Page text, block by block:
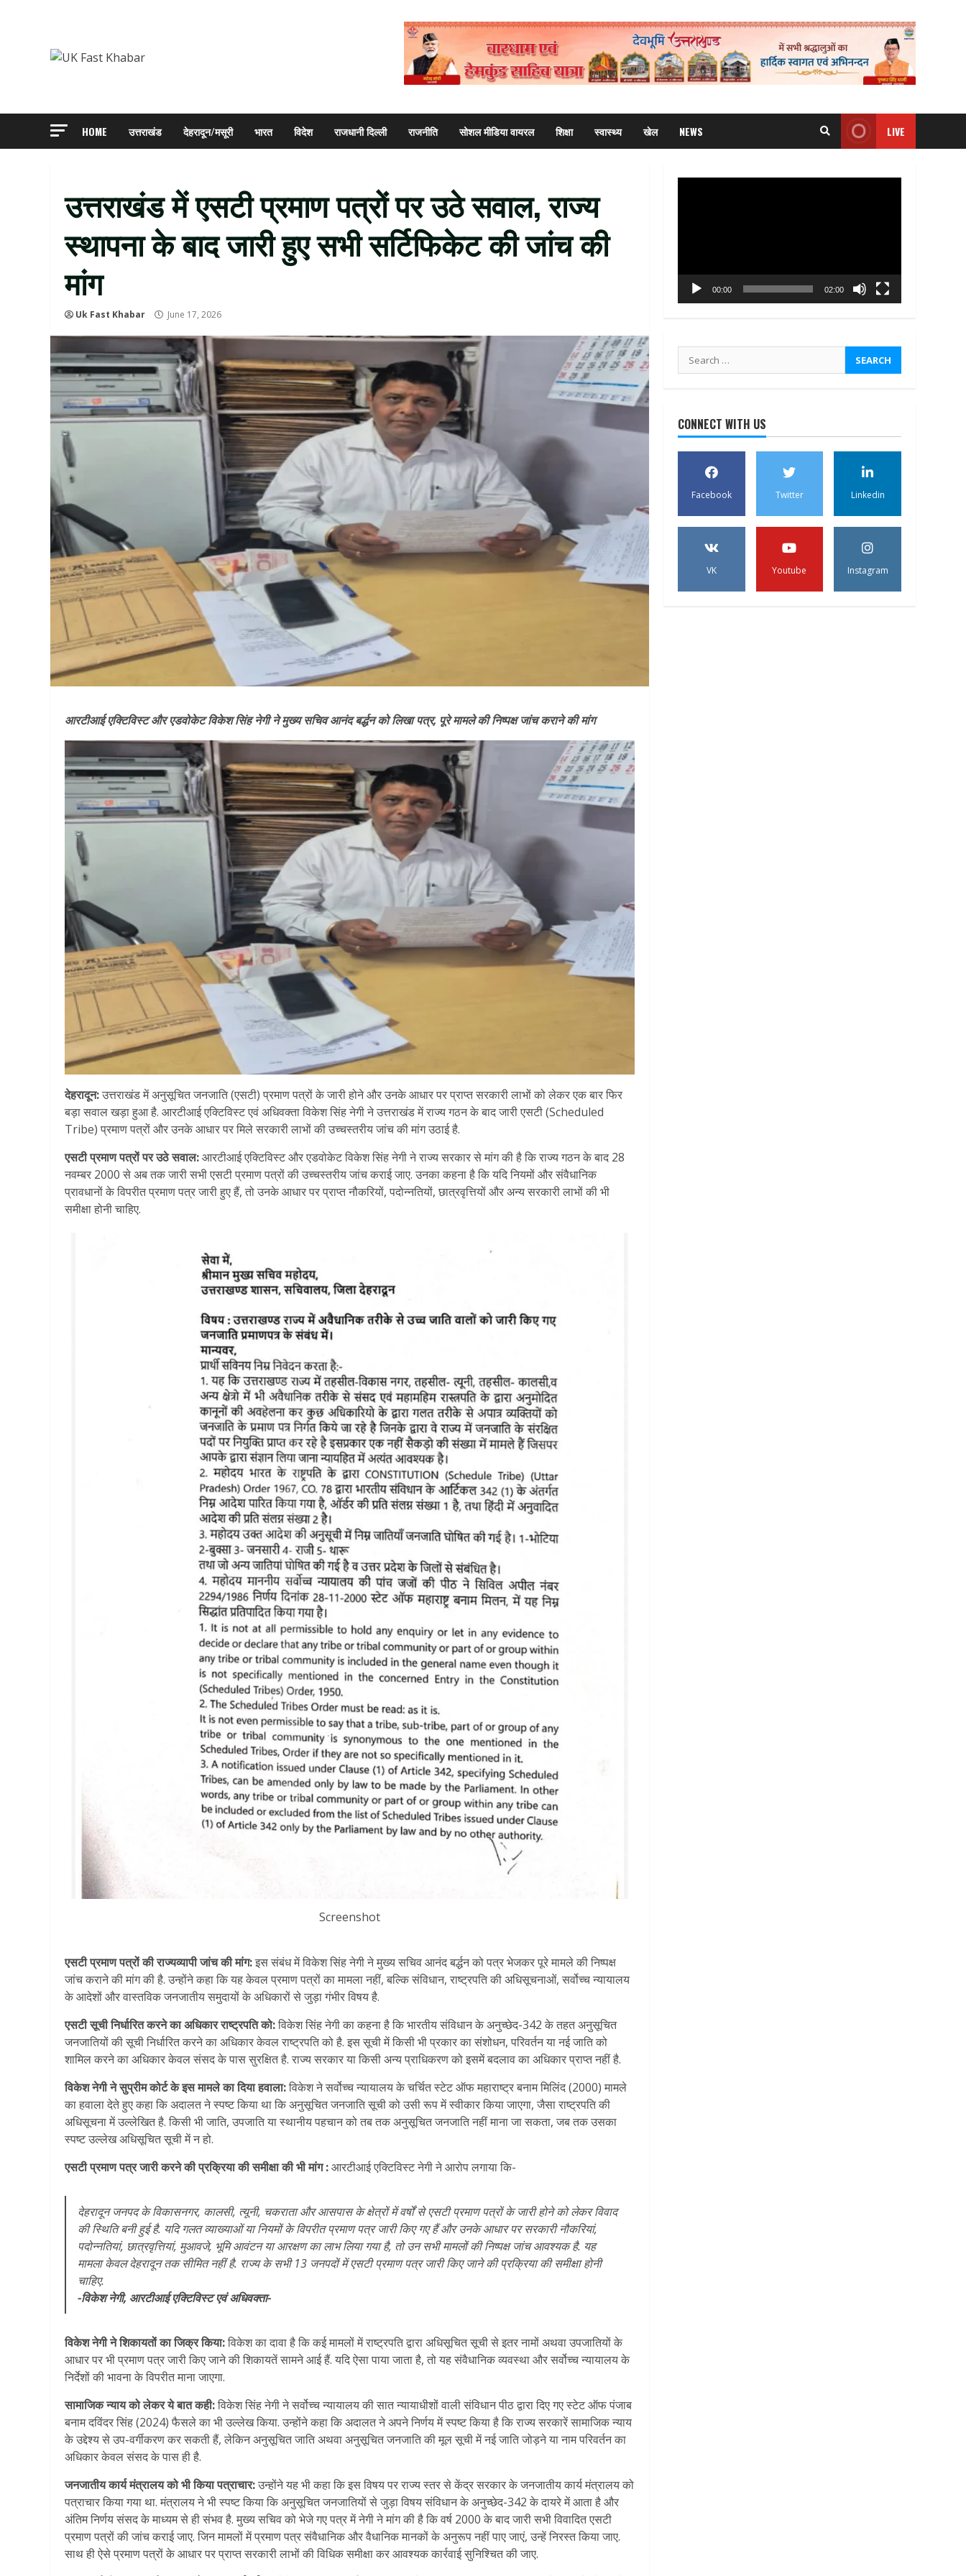
HOME उत्तराखंड देहरादून/मसूरी भारत विदेश राजधानी दिल्ली राजनीति सोशल मीडिया वायरल शिक्षा स्वास्थ्य खेल NEWS LIVE
उत्तराखंड में एसटी प्रमाण पत्रों पर उठे सवाल, राज्य
स्थापना के बाद जारी हुए सभी सर्टिफिकेट की जांच की
मांग
Uk Fast Khabar June 17, 2026
आरटीआई एक्टिविस्ट और एडवोकेट विकेश सिंह नेगी ने मुख्य सचिव आनंद बर्द्धन को लिखा पत्र, पूरे मामले की निष्पक्ष जांच कराने की मांग
देहरादून:उत्तराखंड में अनुसूचित जनजाति (एसटी) प्रमाण पत्रों के जारी होने और उनके आधार पर प्राप्त सरकारी लाभों को लेकर एक बार फिर
बड़ा सवाल खड़ा हुआ है. आरटीआई एक्टिविस्ट एवं अधिवक्ता विकेश सिंह नेगी ने उत्तराखंड में राज्य गठन के बाद जारी एसटी (Scheduled
Tribe) प्रमाण पत्रों और उनके आधार पर मिले सरकारी लाभों की उच्चस्तरीय जांच की मांग उठाई है.
एसटी प्रमाण पत्रों पर उठे सवाल:आरटीआई एक्टिविस्ट और एडवोकेट विकेश सिंह नेगी ने राज्य सरकार से मांग की है कि राज्य गठन के बाद 28
नवम्बर 2000 से अब तक जारी सभी एसटी प्रमाण पत्रों की उच्चस्तरीय जांच कराई जाए. उनका कहना है कि यदि नियमों और संवैधानिक
प्रावधानों के विपरीत प्रमाण पत्र जारी हुए हैं, तो उनके आधार पर प्राप्त नौकरियों, पदोन्नतियों, छात्रवृत्तियों और अन्य सरकारी लाभों की भी
समीक्षा होनी चाहिए.
Screenshot
एसटी प्रमाण पत्रों की राज्यव्यापी जांच की मांग:इस संबंध में विकेश सिंह नेगी ने मुख्य सचिव आनंद बर्द्धन को पत्र भेजकर पूरे मामले की निष्पक्ष
जांच कराने की मांग की है. उन्होंने कहा कि यह केवल प्रमाण पत्रों का मामला नहीं, बल्कि संविधान, राष्ट्रपति की अधिसूचनाओं, सर्वोच्च न्यायालय
के आदेशों और वास्तविक जनजातीय समुदायों के अधिकारों से जुड़ा गंभीर विषय है.
एसटी सूची निर्धारित करने का अधिकार राष्ट्रपति को:विकेश सिंह नेगी का कहना है कि भारतीय संविधान के अनुच्छेद-342 के तहत अनुसूचित
जनजातियों की सूची निर्धारित करने का अधिकार केवल राष्ट्रपति को है. इस सूची में किसी भी प्रकार का संशोधन, परिवर्तन या नई जाति को
शामिल करने का अधिकार केवल संसद के पास सुरक्षित है. राज्य सरकार या किसी अन्य प्राधिकरण को इसमें बदलाव का अधिकार प्राप्त नहीं है.
विकेश नेगी ने सुप्रीम कोर्ट के इस मामले का दिया हवाला:विकेश ने सर्वोच्च न्यायालय के चर्चित स्टेट ऑफ महाराष्ट्र बनाम मिलिंद (2000) मामले
का हवाला देते हुए कहा कि अदालत ने स्पष्ट किया था कि अनुसूचित जनजाति सूची को उसी रूप में स्वीकार किया जाएगा, जैसा राष्ट्रपति की
अधिसूचना में उल्लेखित है. किसी भी जाति, उपजाति या स्थानीय पहचान को तब तक अनुसूचित जनजाति नहीं माना जा सकता, जब तक उसका
स्पष्ट उल्लेख अधिसूचित सूची में न हो.
एसटी प्रमाण पत्र जारी करने की प्रक्रिया की समीक्षा की भी मांग :आरटीआई एक्टिविस्ट नेगी ने आरोप लगाया कि-
देहरादून जनपद के विकासनगर, कालसी, त्यूनी, चकराता और आसपास के क्षेत्रों में वर्षों से एसटी प्रमाण पत्रों के जारी होने को लेकर विवाद
की स्थिति बनी हुई है. यदि गलत व्याख्याओं या नियमों के विपरीत प्रमाण पत्र जारी किए गए हैं और उनके आधार पर सरकारी नौकरियां,
पदोन्नतियां, छात्रवृत्तियां, मुआवजे, भूमि आवंटन या आरक्षण का लाभ लिया गया है, तो उन सभी मामलों की निष्पक्ष जांच आवश्यक है. यह
मामला केवल देहरादून तक सीमित नहीं है. राज्य के सभी 13 जनपदों में एसटी प्रमाण पत्र जारी किए जाने की प्रक्रिया की समीक्षा होनी
चाहिए.
-विकेश नेगी, आरटीआई एक्टिविस्ट एवं अधिवक्ता-
विकेश नेगी ने शिकायतों का जिक्र किया:विकेश का दावा है कि कई मामलों में राष्ट्रपति द्वारा अधिसूचित सूची से इतर नामों अथवा उपजातियों के
आधार पर भी प्रमाण पत्र जारी किए जाने की शिकायतें सामने आई हैं. यदि ऐसा पाया जाता है, तो यह संवैधानिक व्यवस्था और सर्वोच्च न्यायालय के
निर्देशों की भावना के विपरीत माना जाएगा.
सामाजिक न्याय को लेकर ये बात कही:विकेश सिंह नेगी ने सर्वोच्च न्यायालय की सात न्यायाधीशों वाली संविधान पीठ द्वारा दिए गए स्टेट ऑफ पंजाब
बनाम दविंदर सिंह (2024) फैसले का भी उल्लेख किया. उन्होंने कहा कि अदालत ने अपने निर्णय में स्पष्ट किया है कि राज्य सरकारें सामाजिक न्याय
के उद्देश्य से उप-वर्गीकरण कर सकती हैं, लेकिन अनुसूचित जाति अथवा अनुसूचित जनजाति की मूल सूची में नई जाति जोड़ने या नाम परिवर्तन का
अधिकार केवल संसद के पास ही है.
जनजातीय कार्य मंत्रालय को भी किया पत्राचार:उन्होंने यह भी कहा कि इस विषय पर राज्य स्तर से केंद्र सरकार के जनजातीय कार्य मंत्रालय को
पत्राचार किया गया था. मंत्रालय ने भी स्पष्ट किया कि अनुसूचित जनजातियों से जुड़ा विषय संविधान के अनुच्छेद-342 के दायरे में आता है और
अंतिम निर्णय संसद के माध्यम से ही संभव है. मुख्य सचिव को भेजे गए पत्र में नेगी ने मांग की है कि वर्ष 2000 के बाद जारी सभी विवादित एसटी
प्रमाण पत्रों की जांच कराई जाए. जिन मामलों में प्रमाण पत्र संवैधानिक और वैधानिक मानकों के अनुरूप नहीं पाए जाएं, उन्हें निरस्त किया जाए.
साथ ही ऐसे प्रमाण पत्रों के आधार पर प्राप्त सरकारी लाभों की विधिक समीक्षा कर आवश्यक कार्रवाई सुनिश्चित की जाए.
00:00 02:00
Search
for:
CONNECT WITH US
Facebook Twitter Linkedin
VK Youtube Instagram